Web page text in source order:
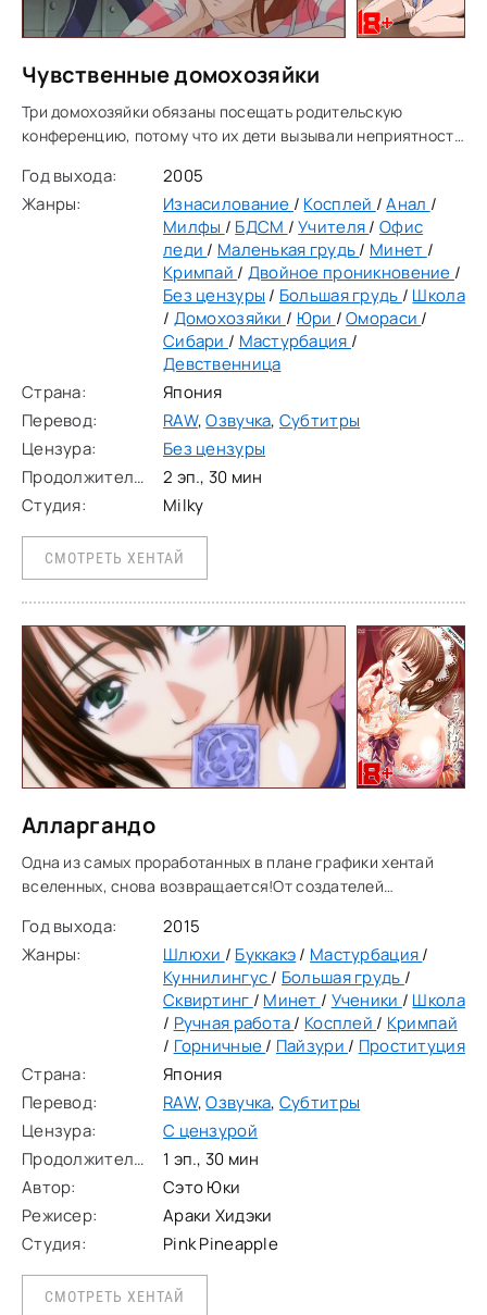
Чувственные домохозяйки
Три домохозяйки обязаны посещать родительскую
конференцию, потому что их дети вызывали неприятность
служащими, которые говорят им, что школа
Год выхода:
2005
Жанры:
Изнасилование / Косплей /Анал /
Милфы / БДСМ /Учителя/Офис
леди / Маленькая грудь/ Минет /
Кримпай / Двойное проникновение /
Без цензуры / Большая грудь / Школа
/ Домохозяйки / Юри /Омораси /
Сибари / Мастурбация /
Девственница
Страна:
Япония
Перевод:
RAW,Озвучка, Субтитры
Цензура:
Без цензуры
Продолжительность:
2 эп., 30 мин
Студия:
Milky
СМОТРЕТЬ ХЕНТАЙ
Алларгандо
Одна из самых проработанных в плане графики хентай
вселенных, снова возвращается!От создателей
линейка высококачественного
Год выхода:
2015
Жанры:
Шлюхи / Буккакэ/ Мастурбация/
Куннилингус/ Большая грудь /
Сквиртинг / Минет / Ученики / Школа
/ Ручная работа/ Косплей / Кримпай
/ Горничные/ Пайзури / Проституция
Страна:
Япония
Перевод:
RAW,Озвучка, Субтитры
Цензура:
С цензурой
Продолжительность:
1 эп., 30 мин
Автор:
Сэто Юки
Режисер:
Араки Хидэки
Студия:
Pink Pineapple
СМОТРЕТЬ ХЕНТАЙ